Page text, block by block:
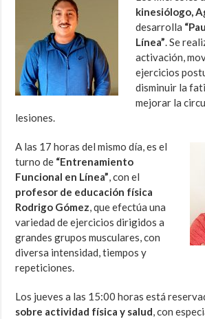
kinesiólogo,
desarrolla
Línea”. Se
activación,
ejercicios
disminuir la
mejorar la
lesiones.
A las 17 horas del mismo día, es el
turno de “Entrenamiento
Funcional en Línea”, con el
profesor de educación física
Rodrigo Gómez, que efectúa una
variedad de ejercicios dirigidos a
grandes grupos musculares, con
diversa intensidad, tiempos y
repeticiones.
Los jueves a las 15:00 horas está
sobre actividad física y salud, con